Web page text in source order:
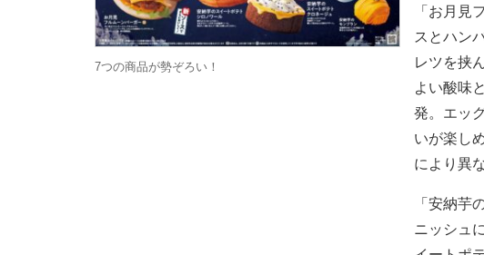
7つの商品が勢ぞろい！
「お月見
スとハン
レツを挟
よい酸味
発。エッ
いが楽し
により異
「安納芋
ニッシュ